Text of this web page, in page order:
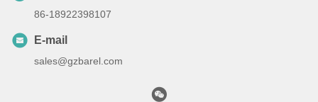
86-18922398107
E-mail
sales@gzbarel.com